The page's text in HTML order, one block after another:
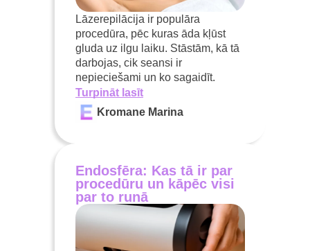
Lāzerepilācija ir populāra
procedūra, pēc kuras āda kļūst
gluda uz ilgu laiku. Stāstām, kā tā
darbojas, cik seansi ir
nepieciešami un ko sagaidīt.
Turpināt lasīt
Kromane Marina
Endosfēra: Kas tā ir par
procedūru un kāpēc visi
par to runā